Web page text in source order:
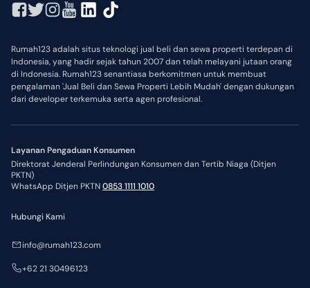
Rumah123 adalah situs teknologi jual beli dan sewa properti terdepan di
Indonesia, yang hadir sejak tahun 2007 dan telah melayani jutaan orang
di Indonesia. Rumah123 senantiasa berkomitmen untuk membuat
pengalaman 'Jual Beli dan Sewa Properti Lebih Mudah' dengan dukungan
dari developer terkemuka serta agen profesional.
Layanan Pengaduan Konsumen
Direktorat Jenderal Perlindungan Konsumen dan Tertib Niaga (Ditjen
PKTN)
WhatsApp Ditjen PKTN0853 1111 1010
Hubungi Kami
info@rumah123.com
+62 21 30496123